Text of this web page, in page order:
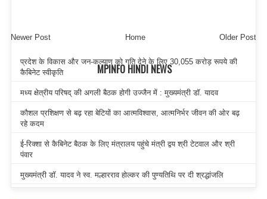
Newer Post Older Post
Home
MPINFO HINDI NEWS
प्रदेश के विकास और जन-कल्याण को गति देने के लिए 30,055 करोड़ रूपये की
कैबिनेट स्वीकृति
मध्य क्षेत्रीय परिषद् की अगली बैठक होगी उज्जैन में : मुख्यमंत्री डॉ. यादव
कौशल प्रशिक्षण से बढ़ रहा बेटियों का आत्मविश्वास, आत्मनिर्भर जीवन की ओर बढ़
रहे कदम
ई-रिक्शा से कैबिनेट बैठक के लिए मंत्रालय पहुंचे मंत्री द्वय श्री टेटवाल और श्री
पंवार
मुख्यमंत्री डॉ. यादव ने स्व. मल्हारराव होल्कर की पुण्यतिथि पर दी श्रद्धांजलि